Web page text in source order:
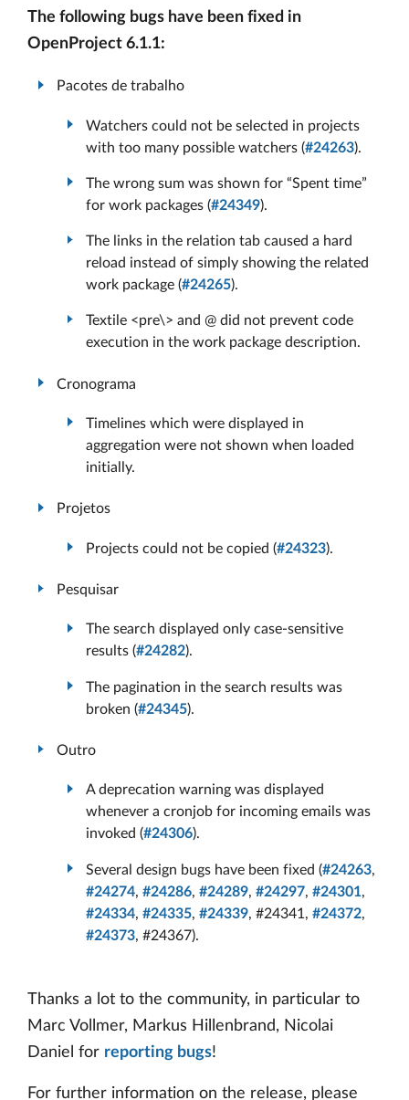
The following bugs have been fixed in
OpenProject 6.1.1:
Pacotes de trabalho
Watchers could not be selected in projects
with too many possible watchers (#24263).
The wrong sum was shown for “Spent time”
for work packages (#24349).
The links in the relation tab caused a hard
reload instead of simply showing the related
work package (#24265).
Textile <pre\> and @ did not prevent code
execution in the work package description.
Cronograma
Timelines which were displayed in
aggregation were not shown when loaded
initially.
Projetos
Projects could not be copied (#24323).
Pesquisar
The search displayed only case-sensitive
results (#24282).
The pagination in the search results was
broken (#24345).
Outro
A deprecation warning was displayed
whenever a cronjob for incoming emails was
invoked (#24306).
Several design bugs have been fixed (#24263,
#24274, #24286, #24289, #24297, #24301,
#24334, #24335, #24339, #24341, #24372,
#24373, #24367).
Thanks a lot to the community, in particular to
Marc Vollmer, Markus Hillenbrand, Nicolai
Daniel for reporting bugs!
For further information on the release, please